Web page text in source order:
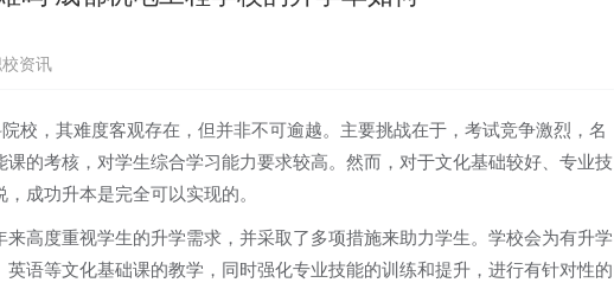
资讯
校，其难度客观存在，但并非不可逾越。主要挑战在于，考试竞争激烈，名
的考核，对学生综合学习能力要求较高。然而，对于文化基础较好、专业技
成功升本是完全可以实现的。
高度重视学生的升学需求，并采取了多项措施来助力学生。学校会为有升学
语等文化基础课的教学，同时强化专业技能的训练和提升，进行有针对性的